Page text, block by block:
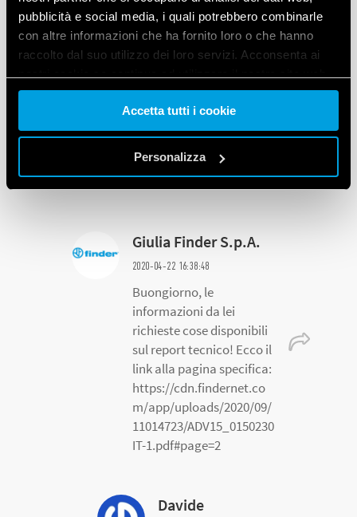
pubblicità e social media, i quali potrebbero combinarle
con altre informazioni che ha fornito loro o che hanno
raccolto dal suo utilizzo dei loro servizi. Acconsenta ai
Vai alla Cookie Policy complet a
Accetta tutti i cookie
Personalizza
scopo. Cordiali saluti, Il
Team Finder S.p.A.
LELETTROIMPIANTI SRL
2020-04-21 16:37:49
È possibile avere schema
tecnico del 0150230? grazie
Giulia Finder S.p.A.
2020-04-22 16:38:48
Buongiorno, le
informazioni da lei
richieste cose disponibili
sul report tecnico! Ecco il
link alla pagina specifica:
https://cdn.findernet.co
m/app/uploads/2020/09/
11014723/ADV15_0150230
IT-1.pdf#page=2
Davide